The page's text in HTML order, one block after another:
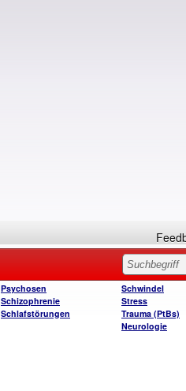
Psychosen
Schizophrenie
Schlafstörungen
Schwindel
Stress
Trauma (PtBs)
Neurologie